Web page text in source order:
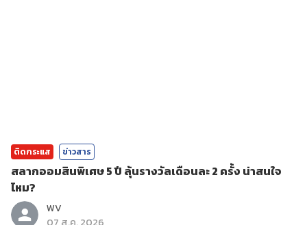
ติดกระแส ข่าวสาร
สลากออมสินพิเศษ 5 ปี ลุ้นรางวัลเดือนละ 2 ครั้ง น่าสนใจ
ไหม?
WV